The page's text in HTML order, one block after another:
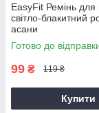
EasyFit Ремінь для
світло-блакитний
асани
Готово до
99 ₴ 119 ₴
Купити